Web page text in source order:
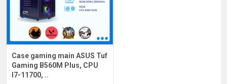
Case gaming main ASUS Tuf
Gaming B560M Plus, CPU
I7-11700, ..